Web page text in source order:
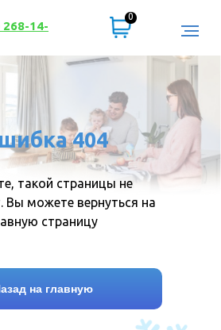
268-14-
0
404
такой страницы не
Вы можете вернуться на
страницу
на главную